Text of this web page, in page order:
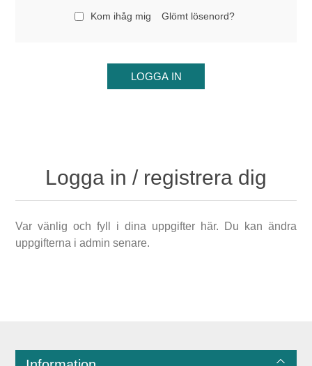
Kom ihåg mig Glömt lösenord?
Logga in / registrera dig
Var vänlig och fyll i dina uppgifter här. Du kan ändra
uppgifterna i admin senare.